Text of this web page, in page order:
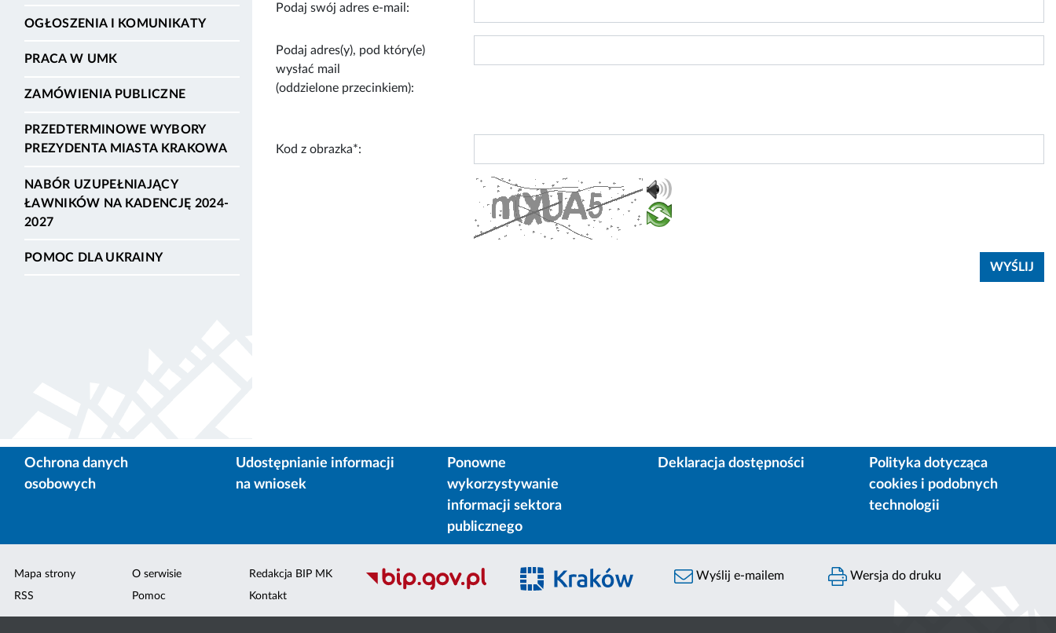
OGŁOSZENIA I KOMUNIKATY
PRACA W UMK
ZAMÓWIENIA PUBLICZNE
PRZEDTERMINOWE WYBORY
PREZYDENTA MIASTA KRAKOWA
NABÓR UZUPEŁNIAJĄCY
ŁAWNIKÓW NA KADENCJĘ 2024-
2027
POMOC DLA UKRAINY
Podaj swój adres e-mail:
Podaj adres(y), pod który(e)
wysłać mail
(oddzielone przecinkiem):
Kod z obrazka*:
Ochrona danych
osobowych
Udostępnianie informacji
na wniosek
Ponowne
wykorzystywanie
informacji sektora
publicznego
Deklaracja dostępności
Polityka dotycząca
cookies i podobnych
technologii
Mapa strony
RSS
O serwisie
Pomoc
Redakcja BIP MK
Kontakt
Wyślij e-mailem Wersja do druku